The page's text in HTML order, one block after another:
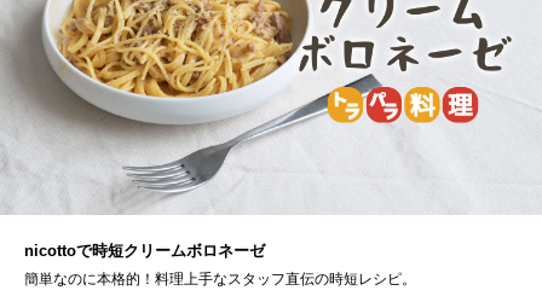
nicottoで時短クリームボロネーゼ
簡単なのに本格的！料理上手なスタッフ直伝の時短レシピ。